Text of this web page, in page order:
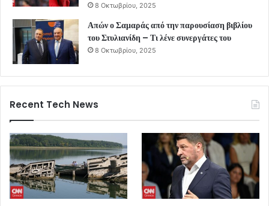
8 Οκτωβρίου, 2025
Απών ο Σαμαράς από την παρουσίαση βιβλίου
του Στυλιανίδη – Τι λένε συνεργάτες του
8 Οκτωβρίου, 2025
Recent Tech News